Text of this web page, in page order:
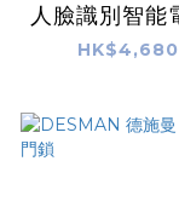
人臉識別智能
包YALE專人